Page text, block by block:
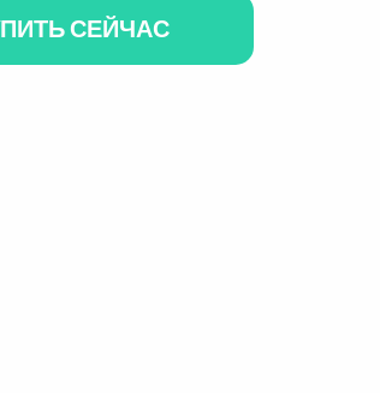
СЕЙЧАС